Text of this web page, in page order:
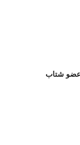
عضو شتاب